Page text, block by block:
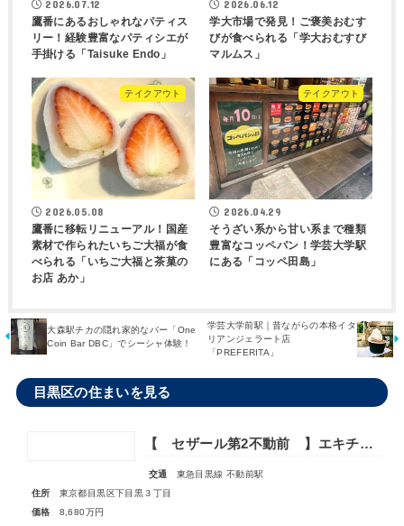
2026.07.12
鷹番にあるおしゃれなパティス
リー！経験豊富なパティシエが
手掛ける「Taisuke Endo」
2026.06.12
学大市場で発見！ご褒美おむす
びが食べられる「学大おむすび
マルムス」
テイクアウト
2026.05.08
鷹番に移転リニューアル！国産
素材で作られたいちご大福が食
べられる「いちご大福と茶菓の
お店 あか」
テイクアウト
2026.04.29
そうざい系から甘い系まで種類
豊富なコッペパン！学芸大学駅
にある「コッペ田島」
大森駅チカの隠れ家的なバー「One
Coin Bar DBC」でシーシャ体験！
学芸大学前駅｜昔ながらの本格イタ
リアンジェラート店
「PREFERITA」
目黒区の住まいを見る
【 セザール第2不動前 】エキチカ！収納豊富な最上階・角住戸
交通
東急目黒線 不動前駅
住所
東京都目黒区下目黒３丁目
価格
8,680万円